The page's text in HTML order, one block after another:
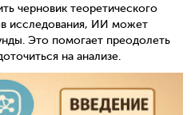
черновик теоретического
исследования, ИИ может
Это помогает преодолеть
на анализе.